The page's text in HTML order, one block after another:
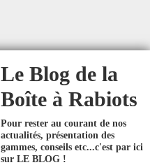
Le Blog de la
Boîte à Rabiots
Pour rester au courant de nos
actualités, présentation des
gammes, conseils etc...c'est par ici
sur LE BLOG !